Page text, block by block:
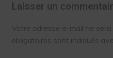
Laisser un
Votre adresse e-mail ne sera
obligatoires sont indiqués